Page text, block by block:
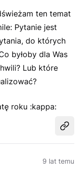
ten temat
Pytanie jest
do których
byłoby dla Was
Lub które
roku :kappa:
9 lat temu